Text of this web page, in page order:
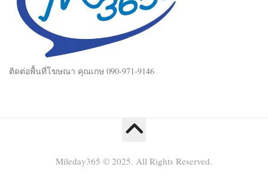
ติดต่อพื้นที่โฆษณา คุณเกษ 090-971-9146
Mileday365 © 2025. All Rights Reserved.